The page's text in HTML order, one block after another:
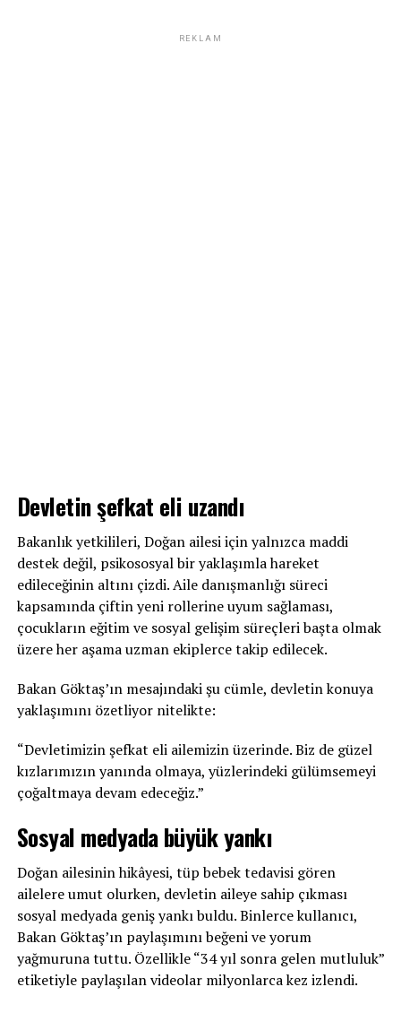
REKLAM
Devletin şefkat eli uzandı
Bakanlık yetkilileri, Doğan ailesi için yalnızca maddi
destek değil, psikososyal bir yaklaşımla hareket
edileceğinin altını çizdi. Aile danışmanlığı süreci
kapsamında çiftin yeni rollerine uyum sağlaması,
çocukların eğitim ve sosyal gelişim süreçleri başta olmak
üzere her aşama uzman ekiplerce takip edilecek.
Bakan Göktaş’ın mesajındaki şu cümle, devletin konuya
yaklaşımını özetliyor nitelikte:
“Devletimizin şefkat eli ailemizin üzerinde. Biz de güzel
kızlarımızın yanında olmaya, yüzlerindeki gülümsemeyi
çoğaltmaya devam edeceğiz.”
Sosyal medyada büyük yankı
Doğan ailesinin hikâyesi, tüp bebek tedavisi gören
ailelere umut olurken, devletin aileye sahip çıkması
sosyal medyada geniş yankı buldu. Binlerce kullanıcı,
Bakan Göktaş’ın paylaşımını beğeni ve yorum
yağmuruna tuttu. Özellikle “34 yıl sonra gelen mutluluk”
etiketiyle paylaşılan videolar milyonlarca kez izlendi.